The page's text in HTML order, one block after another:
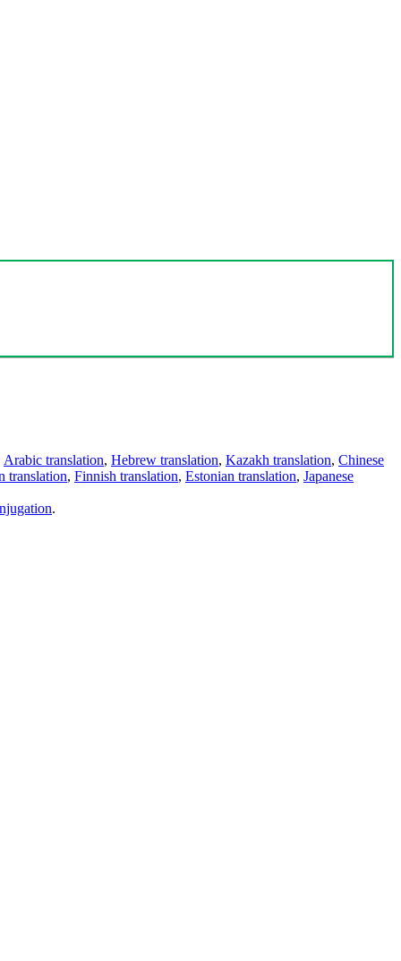
Arabic translation, Hebrew translation, Kazakh translation, Chinese
translation, Finnish translation, Estonian translation, Japanese
.